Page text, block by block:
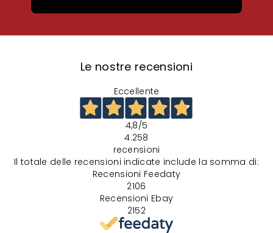
Le nostre recensioni
Eccellente
4,8/5
4.258
recensioni
Il totale delle recensioni indicate include la somma di:
Recensioni Feedaty
2106
Recensioni Ebay
2152